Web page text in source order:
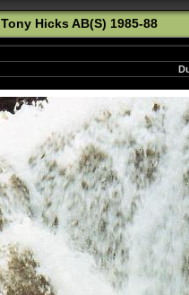
Tony Hicks AB(S) 1985-88